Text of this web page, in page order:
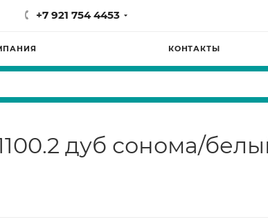
+7 921 754 4453
КОНТАКТЫ
дуб сонома/